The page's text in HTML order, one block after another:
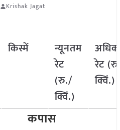
Krishak Jagat
किस्में
न्यूनतम
रेट
(रु./
क्विं.)
रेट
क्विं.)
कपास